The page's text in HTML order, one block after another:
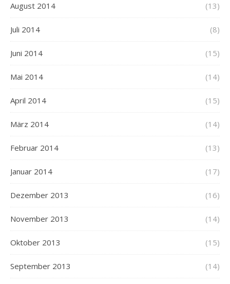
August 2014 (13)
Juli 2014 (8)
Juni 2014 (15)
Mai 2014 (14)
April 2014 (15)
März 2014 (14)
Februar 2014 (13)
Januar 2014 (17)
Dezember 2013 (16)
November 2013 (14)
Oktober 2013 (15)
September 2013 (14)